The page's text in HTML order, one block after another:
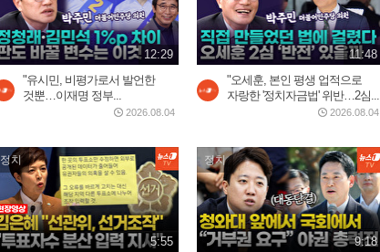
12:29
"유시민, 비평가로서 발언한
것뿐…이재명 정부...
2026.08.04
11:48
"오세훈, 본인 평생 업적으로
자랑한 '정치자금법' 위반…2심...
2026.08.04
정치
5:55
정치
9:18